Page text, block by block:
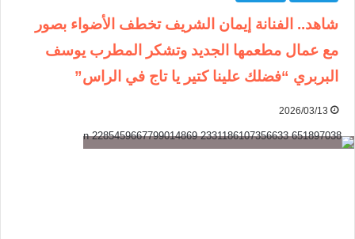
شاهد.. الفنانة إيمان الشريف تخطف الأضواء بصور
مع عمال مطعمها الجديد وتشكر المطرب يوسف
البربري “فضلك علينا كتير يا تاج في الراس”
2026/03/13